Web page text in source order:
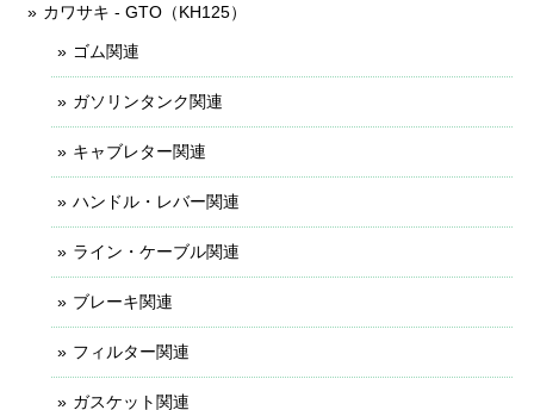
カワサキ - GTO（KH125）
ゴム関連
ガソリンタンク関連
キャブレター関連
ハンドル・レバー関連
ライン・ケーブル関連
ブレーキ関連
フィルター関連
ガスケット関連